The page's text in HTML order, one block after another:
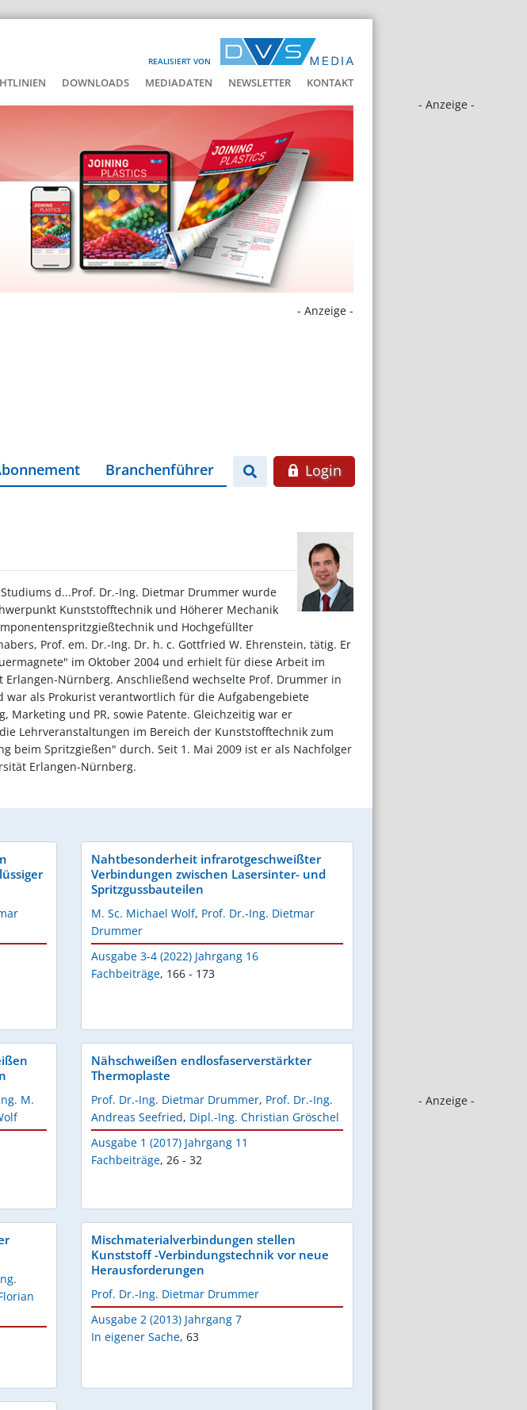
REALISIERT VON
DOWNLOADS MEDIADATEN NEWSLETTER KONTAKT
- Anzeige -
- Anzeige -
- Anzeige -
Branchenführer Login
d...Prof. Dr.-Ing. Dietmar Drummer wurde
Kunststofftechnik und Höherer Mechanik
und Hochgefüllter
Prof. em. Dr.-Ing. Dr. h. c. Gottfried W. Ehrenstein, tätig. Er
im Oktober 2004 und erhielt für diese Arbeit im
Nürnberg. Anschließend wechselte Prof. Drummer in
war als Prokurist verantwortlich für die Aufgabengebiete
Marketing und PR, sowie Patente. Gleichzeitig war er
Lehrveranstaltungen im Bereich der Kunststofftechnik zum
beim Spritzgießen" durch. Seit 1. Mai 2009 ist er als Nachfolger
Erlangen-Nürnberg.
Nahtbesonderheit infrarotgeschweißter
Verbindungen zwischen Lasersinter- und
Spritzgussbauteilen
M. Sc. Michael Wolf, Prof. Dr.-Ing. Dietmar
Drummer
Ausgabe 3-4 (2022) Jahrgang 16
Fachbeiträge, 166 - 173
M.
Nähschweißen endlosfaserverstärkter
Thermoplaste
Prof. Dr.-Ing. Dietmar Drummer, Prof. Dr.-Ing.
Andreas Seefried, Dipl.-Ing. Christian Gröschel
Ausgabe 1 (2017) Jahrgang 11
Fachbeiträge, 26 - 32
Mischmaterialverbindungen stellen
Kunststoff -Verbindungstechnik vor neue
Herausforderungen
Prof. Dr.-Ing. Dietmar Drummer
Ausgabe 2 (2013) Jahrgang 7
In eigener Sache, 63